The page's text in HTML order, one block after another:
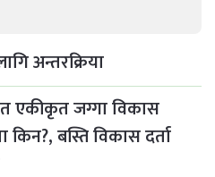
अन्तरक्रिया
एकीकृत जग्गा विकास
किन?, बस्ति विकास दर्ता